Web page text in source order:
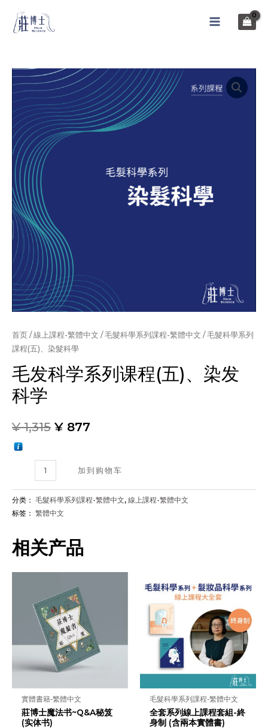
MAIN
首页 /線上課程-繁體中文 /毛髮科學系列課程-繁體中文 / 毛髮科學系列
課程(五)、染髮科學
毛发科学系列课程(五)、染发
科学
¥1,315 ¥ 877
科
學
列
課
程
學
加到购物车
分类： 毛髮科學系列課程-繁體中文, 線上課程-繁體中文
标签： 繁體中文
相关产品
實體書籍-繁體中文
莊博士魔法书~Q&A秘笈
(实体书)
毛髮科學系列課程-繁體中文
全套系列線上課程套組-終
身制 (含兩本實體書)